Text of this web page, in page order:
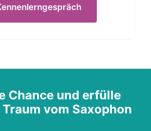
Chance und erfülle
vom Saxophon